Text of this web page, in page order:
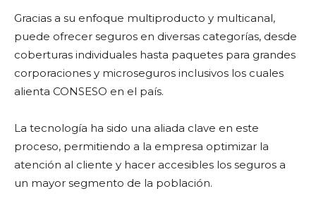
Gracias a su enfoque multiproducto y multicanal,
puede ofrecer seguros en diversas categorías, desde
coberturas individuales hasta paquetes para grandes
corporaciones y microseguros inclusivos los cuales
alienta CONSESO en el país.
La tecnología ha sido una aliada clave en este
proceso, permitiendo a la empresa optimizar la
atención al cliente y hacer accesibles los seguros a
un mayor segmento de la población.